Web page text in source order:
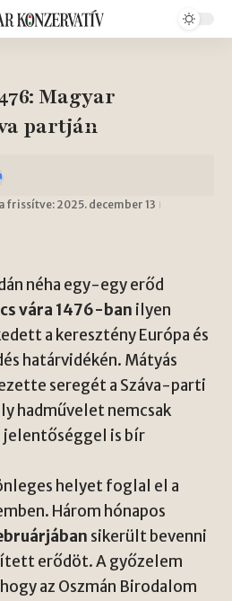
Magyar
partján
frissítve: 2025. december 13
néha egy-egy erőd
vára 1476-ban ilyen
a keresztény Európa és
határvidékén. Mátyás
seregét a Száva-parti
hadművelet nemcsak
jelentőséggel is bír
helyet foglal el a
Három hónapos
sikerült bevenni
erődöt. A győzelem
az Oszmán Birodalom